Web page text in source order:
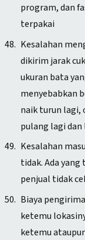
program, dan
terpakai
Kesalahan
dikirim jarak
ukuran bata
menyebabkan
naik turun lagi,
pulang lagi
Kesalahan
tidak. Ada
penjual tidak
Biaya
ketemu
ketemu